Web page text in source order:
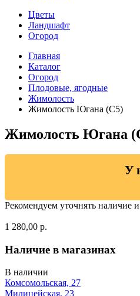
Цветы
Ландшафт
Огород
Главная
Каталог
Огород
Плодовые, ягодные
Жимолость
Жимолость Югана (С5)
Жимолость Югана
У
Рекомендуем уточнять наличие
1 280,00 р.
Наличие в магазинах
В наличии
Комсомольская, 27
Милицейская, 23